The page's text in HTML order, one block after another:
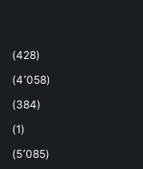
(428)
(4٬058)
(384)
(1)
(5٬085)